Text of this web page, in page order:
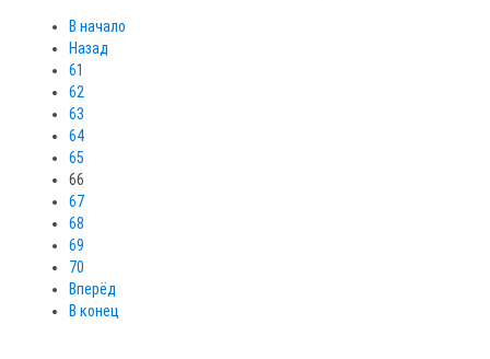
В начало
Назад
61
62
63
64
65
66
67
68
69
70
Вперёд
В конец